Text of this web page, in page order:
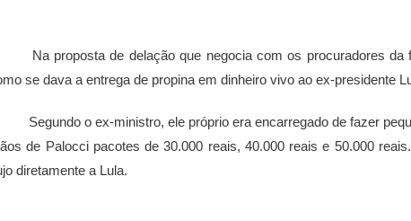
Na proposta de delação que negocia com os procuradores da
se dava a entrega de propina em dinheiro vivo ao ex-presidente
o ex-ministro, ele próprio era encarregado de fazer
de Palocci pacotes de 30.000 reais, 40.000 reais e 50.000
diretamente a Lula.